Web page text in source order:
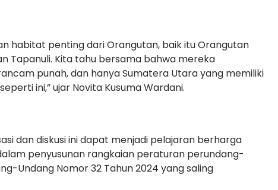
habitat penting dari Orangutan, baik itu Orangutan
Tapanuli. Kita tahu bersama bahwa mereka
punah, dan hanya Sumatera Utara yang memiliki
ini,” ujar Novita Kusuma Wardani.
dan diskusi ini dapat menjadi pelajaran berharga
penyusunan rangkaian peraturan perundang-
Undang Nomor 32 Tahun 2024 yang saling